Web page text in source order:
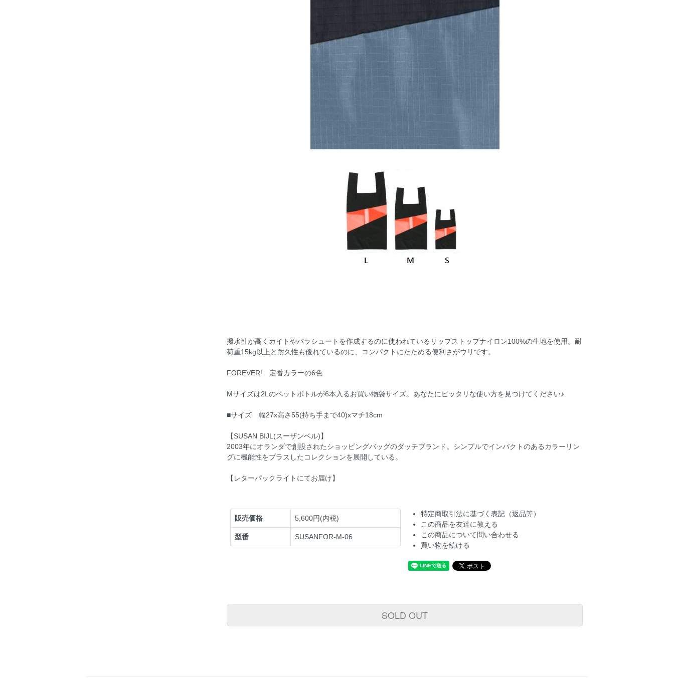
撥水性が高くカイトやパラシュートを作成するのに使われているリップストップナイロン100%の生地を使用。耐
荷重15kg以上と耐久性も優れているのに、コンパクトにたためる便利さがウリです。
FOREVER! 定番カラーの6色
Mサイズは2Lのペットボトルが6本入るお買い物袋サイズ。あなたにピッタリな使い方を見つけてください♪
■サイズ 幅27x高さ55(持ち手まで40)xマチ18cm
【SUSAN BIJL(スーザンベル)】
2003年にオランダで創設されたショッピングバッグのダッチブランド。シンプルでインパクトのあるカラーリン
グに機能性をプラスしたコレクションを展開している。
【レターパックライトにてお届け】
販売価格 5,600円(内税)
型番 SUSANFOR-M-06
特定商取引法に基づく表記（返品等）
この商品を友達に教える
この商品について問い合わせる
買い物を続ける
SOLD OUT